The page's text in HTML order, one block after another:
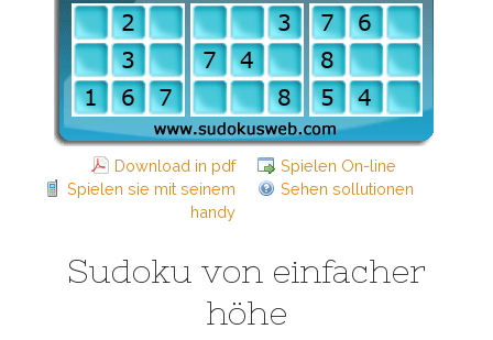
Download in pdf
Spielen On-line
Spielen sie mit seinem
handy
Sehen sollutionen
Sudoku von einfacher
höhe